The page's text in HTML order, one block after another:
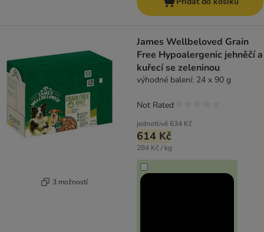
3 možností
James Wellbeloved Grain
Free Hypoalergenic jehněčí a
kuřecí se zeleninou
výhodné balení: 24 x 90 g
jednotlivě 634 Kč
614 Kč
284 Kč / kg
Not Rated